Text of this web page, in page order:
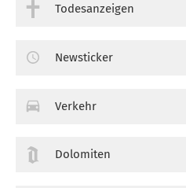
Todesanzeigen
Newsticker
Verkehr
Dolomiten